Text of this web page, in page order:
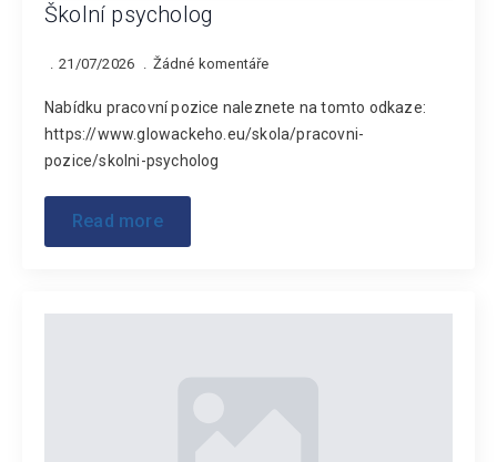
Školní psycholog
21/07/2026 Žádné komentáře
Nabídku pracovní pozice naleznete na tomto odkaze:
https://www.glowackeho.eu/skola/pracovni-
pozice/skolni-psycholog
Read more